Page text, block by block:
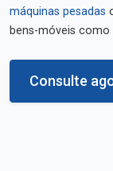
máquinas pesadas
bens-móveis como
Consulte